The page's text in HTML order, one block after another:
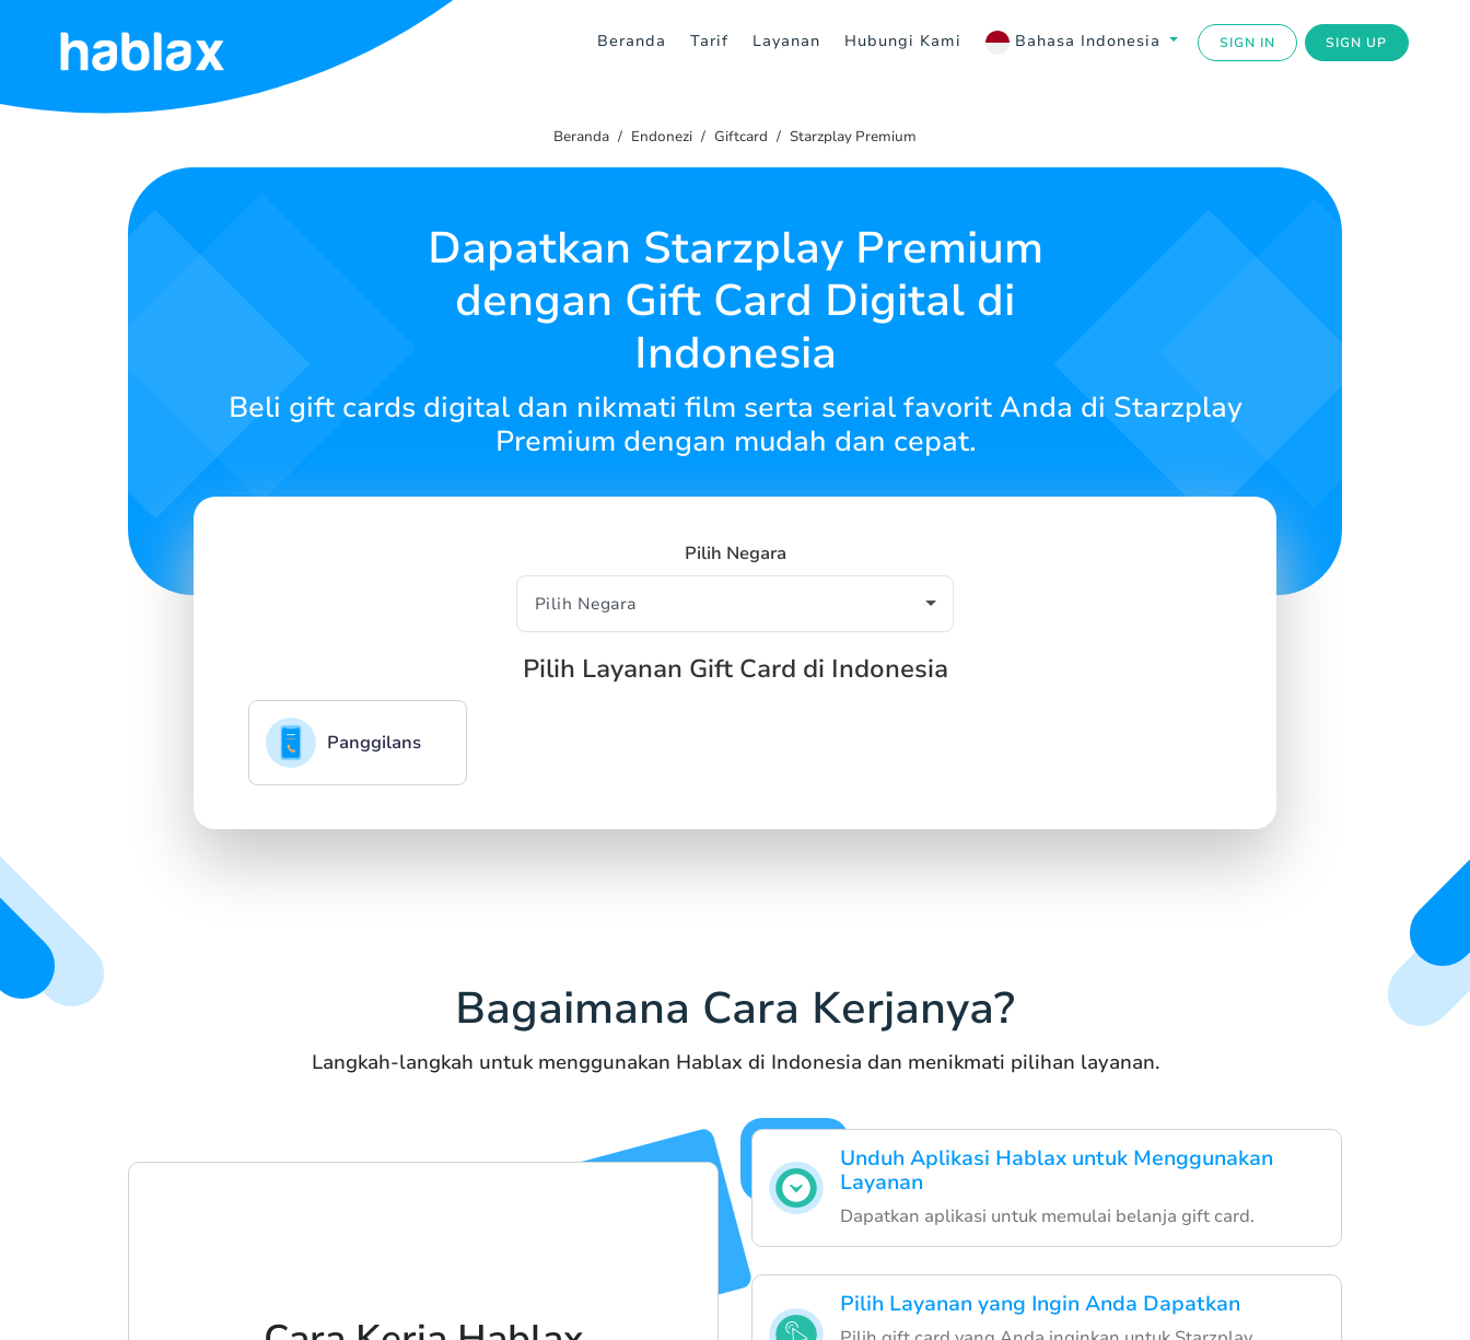
Beranda Tarif Layanan Hubungi Kami Bahasa Indonesia SIGN IN SIGN UP
Beranda
Beranda Endonezi Giftcard Starzplay Premium
Dapatkan Starzplay Premium
dengan Gift Card Digital di
Indonesia
Beli gift cards digital dan nikmati film serta serial favorit Anda di Starzplay
Premium dengan mudah dan cepat.
Pilih Negara
Pilih Layanan Gift Card di Indonesia
Panggilans
Bagaimana Cara Kerjanya?
Langkah-langkah untuk menggunakan Hablax di Indonesia dan menikmati pilihan layanan.
Unduh Aplikasi Hablax untuk Menggunakan
Layanan
Dapatkan aplikasi untuk memulai belanja gift card.
Pilih Layanan yang Ingin Anda Dapatkan